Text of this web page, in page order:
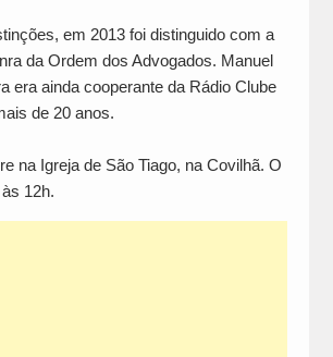
em 2013 foi distinguido com a
da Ordem dos Advogados. Manuel
era ainda cooperante da Rádio Clube
de 20 anos.
na Igreja de São Tiago, na Covilhã. O
12h.